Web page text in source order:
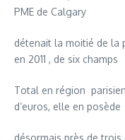
PME de Calgary
détenait la moitié de la
en 2011 , de six champs
Total en région
d’euros, elle en posède
désormais près de trois